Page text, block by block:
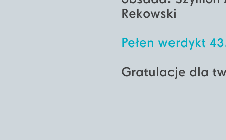
Rekowski
Pełen werdykt
Gratulacje dla